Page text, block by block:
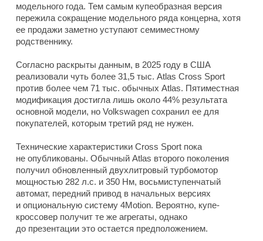
модельного года. Тем самым купеобразная версия
пережила сокращение модельного ряда концерна, хотя
ее продажи заметно уступают семиместному
родственнику.
Согласно раскрыты данным, в 2025 году в США
реализовали чуть более 31,5 тыс. Atlas Cross Sport
против более чем 71 тыс. обычных Atlas. Пятиместная
модификация достигла лишь около 44% результата
основной модели, но Volkswagen сохранил ее для
покупателей, которым третий ряд не нужен.
Технические характеристики Cross Sport пока
не опубликованы. Обычный Atlas второго поколения
получил обновленный двухлитровый турбомотор
мощностью 282 л.с. и 350 Нм, восьмиступенчатый
автомат, передний привод в начальных версиях
и опциональную систему 4Motion. Вероятно, купе-
кроссовер получит те же агрегаты, однако
до презентации это остается предположением.